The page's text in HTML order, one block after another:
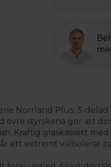
Norrland Plus. 3-
övre styrskena gör att
Kraftig glaskassett
ett extremt välisolerat